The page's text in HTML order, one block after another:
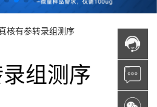
核有参转录组测序
组测序